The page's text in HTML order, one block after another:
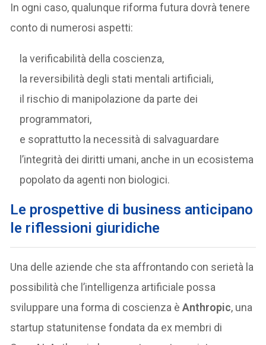
In ogni caso, qualunque riforma futura dovrà tenere
conto di numerosi aspetti:
la verificabilità della coscienza,
la reversibilità degli stati mentali artificiali,
il rischio di manipolazione da parte dei
programmatori,
e soprattutto la necessità di salvaguardare
l’integrità dei diritti umani, anche in un ecosistema
popolato da agenti non biologici.
Le prospettive di business anticipano
le riflessioni giuridiche
Una delle aziende che sta affrontando con serietà la
possibilità che l’intelligenza artificiale possa
sviluppare una forma di coscienza èAnthropic, una
startup statunitense fondata da ex membri di